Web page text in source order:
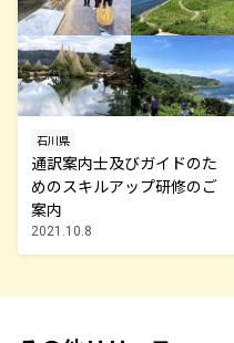
石川県
通訳案内士及びガイドのた
めのスキルアップ研修のご
案内
2021.10.8